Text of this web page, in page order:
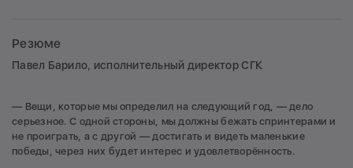
Резюме
Павел Барило, исполнительный директор СГК
— Вещи, которые мы определил на следующий год, — дело
серьезное. С одной стороны, мы должны бежать спринтерами и
не проиграть, а с другой — достигать и видеть маленькие
победы, через них будет интерес и удовлетворённость.